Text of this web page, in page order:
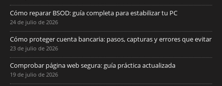
Cómo reparar BSOD: guía completa para estabilizar tu PC
24 de julio de 2026
Cómo proteger cuenta bancaria: pasos, capturas y errores que evitar
23 de julio de 2026
Comprobar página web segura: guía práctica actualizada
19 de julio de 2026